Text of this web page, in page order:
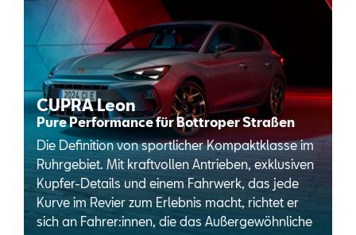
CUPRA Leon
Pure Performance für Bottroper Straßen
Die Definition von sportlicher Kompaktklasse im
Ruhrgebiet. Mit kraftvollen Antrieben, exklusiven
Kupfer-Details und einem Fahrwerk, das jede
Kurve im Revier zum Erlebnis macht, richtet er
sich an Fahrer:innen, die das Außergewöhnliche